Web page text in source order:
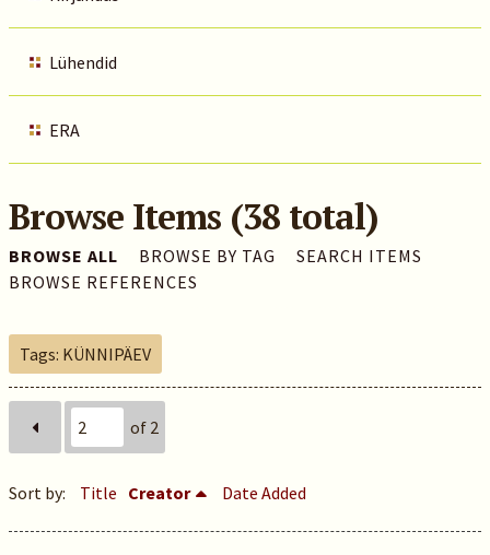
Lühendid
ERA
Browse Items (38 total)
BROWSE ALL BROWSE BY TAG
SEARCH ITEMS
BROWSE REFERENCES
Tags: KÜNNIPÄEV
of 2
Sort by: Title Creator Date Added